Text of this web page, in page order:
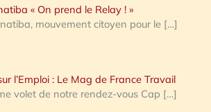
« On prend le Relay ! »
mouvement citoyen pour le […]
l’Emploi : Le Mag de France Travail
volet de notre rendez-vous Cap […]